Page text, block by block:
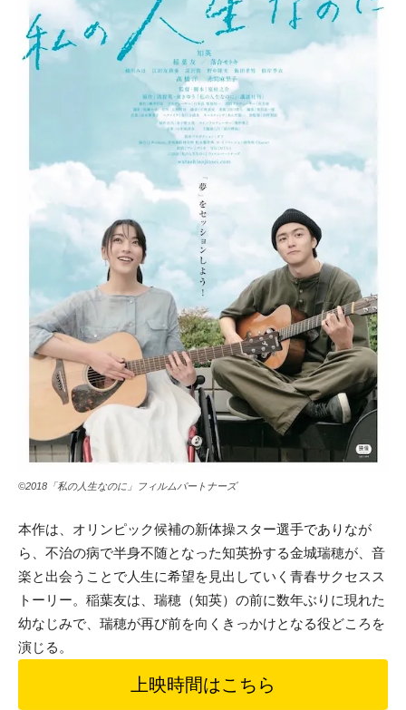
©2018「私の人生なのに」フィルムパートナーズ
本作は、オリンピック候補の新体操スター選手でありなが
ら、不治の病で半身不随となった知英扮する金城瑞穂が、音
楽と出会うことで人生に希望を見出していく青春サクセスス
トーリー。稲葉友は、瑞穂（知英）の前に数年ぶりに現れた
幼なじみで、瑞穂が再び前を向くきっかけとなる役どころを
演じる。
上映時間はこちら